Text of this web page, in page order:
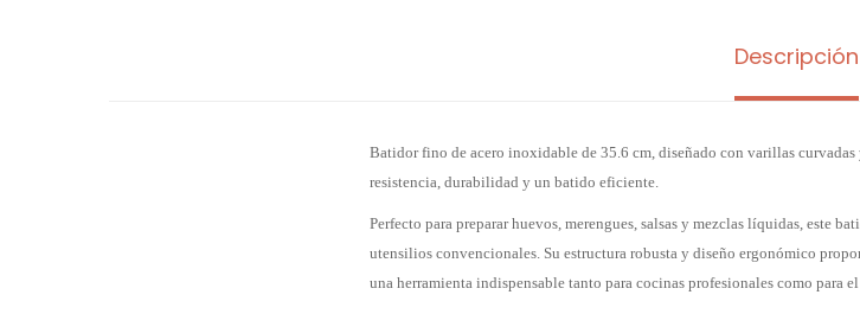
Descripción
Batidor fino de acero inoxidable de 35.6 cm, diseñado con varillas
resistencia, durabilidad y un batido eficiente.
Perfecto para preparar huevos, merengues, salsas y mezclas líquidas, este
utensilios convencionales. Su estructura robusta y diseño ergonómico
una herramienta indispensable tanto para cocinas profesionales como para